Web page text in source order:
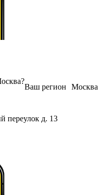
Москва
Ваш регион
?
переулок д. 13